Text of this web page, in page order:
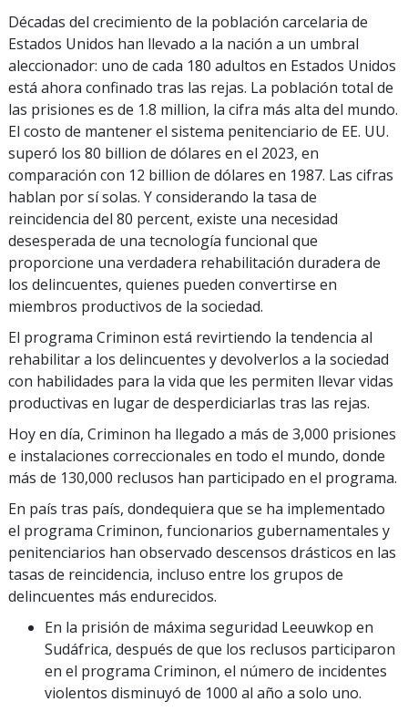
Décadas del crecimiento de la población carcelaria de
Estados Unidos han llevado a la nación a un umbral
aleccionador: uno de cada 180 adultos en Estados Unidos
está ahora confinado tras las rejas. La población total de
las prisiones es de 1.8 million, la cifra más alta del mundo.
El costo de mantener el sistema penitenciario de EE. UU.
superó los 80 billion de dólares en el 2023, en
comparación con 12 billion de dólares en 1987. Las cifras
hablan por sí solas. Y considerando la tasa de
reincidencia del 80 percent, existe una necesidad
desesperada de una tecnología funcional que
proporcione una verdadera rehabilitación duradera de
los delincuentes, quienes pueden convertirse en
miembros productivos de la sociedad.
El programa Criminon está revirtiendo la tendencia al
rehabilitar a los delincuentes y devolverlos a la sociedad
con habilidades para la vida que les permiten llevar vidas
productivas en lugar de desperdiciarlas tras las rejas.
Hoy en día, Criminon ha llegado a más de 3,000 prisiones
e instalaciones correccionales en todo el mundo, donde
más de 130,000 reclusos han participado en el programa.
En país tras país, dondequiera que se ha implementado
el programa Criminon, funcionarios gubernamentales y
penitenciarios han observado descensos drásticos en las
tasas de reincidencia, incluso entre los grupos de
delincuentes más endurecidos.
En la prisión de máxima seguridad Leeuwkop en
Sudáfrica, después de que los reclusos participaron
en el programa Criminon, el número de incidentes
violentos disminuyó de 1000 al año a solo uno.